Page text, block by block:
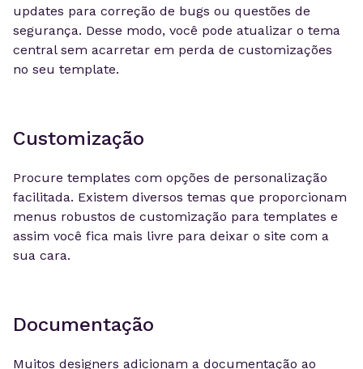
updates para correção de bugs ou questões de
segurança. Desse modo, você pode atualizar o tema
central sem acarretar em perda de customizações
no seu template.
Customização
Procure templates com opções de personalização
facilitada. Existem diversos temas que proporcionam
menus robustos de customização para templates e
assim você fica mais livre para deixar o site com a
sua cara.
Documentação
Muitos designers adicionam a documentação ao